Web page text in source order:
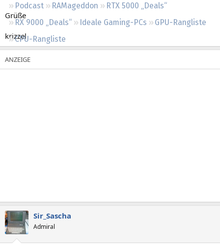
Podcast RAMageddon
RTX 5000 „Deals“
RX 9000 „Deals“
Ideale Gaming-PCs
GPU-Rangliste
CPU-Rangliste
Grüße
krizzel
Sir_Sascha
Admiral